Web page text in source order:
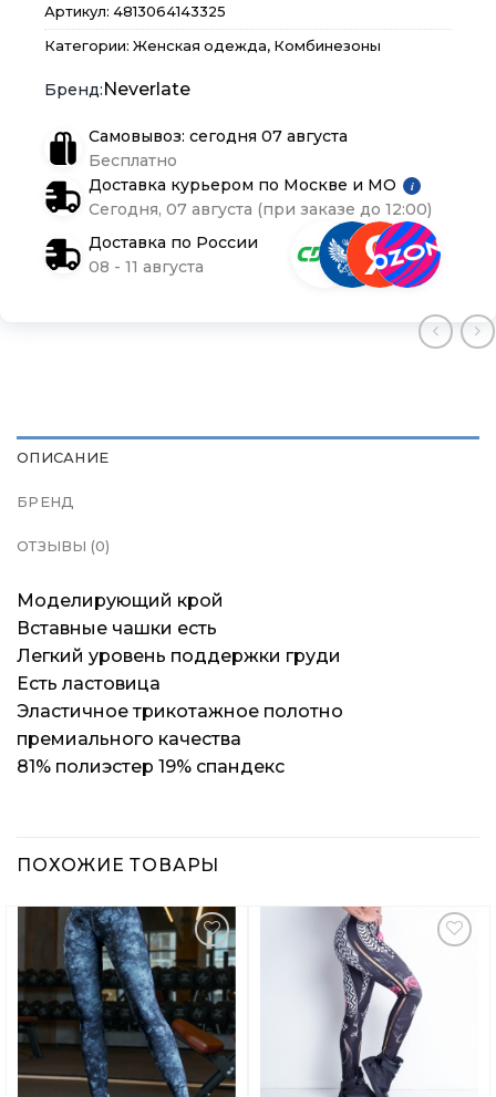
Артикул: 4813064143325
Категории: Женская одежда, Комбинезоны
Neverlate
Самовывоз: сегодня 07 августа
Бесплатно
Доставка курьером по Москве и МО
i
Сегодня, 07 августа (при заказе до 12:00)
Доставка по России
08 - 11 августа
ОПИСАНИЕ
БРЕНД
ОТЗЫВЫ (0)
Моделирующий крой
Вставные чашки есть
Легкий уровень поддержки груди
Есть ластовица
Эластичное трикотажное полотно
премиального качества
81% полиэстер 19% спандекс
ПОХОЖИЕ ТОВАРЫ
Добавить
в
Вишлист
Добавить
Вишлист
Доставка и оплата
Доставка и оплата
Доставка и оплата